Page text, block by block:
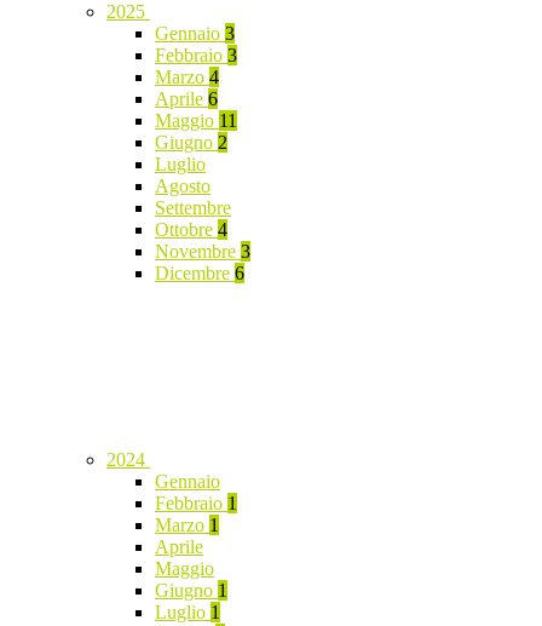
2025
Gennaio 3
Febbraio 3
Marzo 4
Aprile 6
Maggio 11
Giugno 2
Luglio
Agosto
Settembre
Ottobre 4
Novembre 3
Dicembre 6
2024
Gennaio
Febbraio 1
Marzo 1
Aprile
Maggio
Giugno 1
Luglio 1